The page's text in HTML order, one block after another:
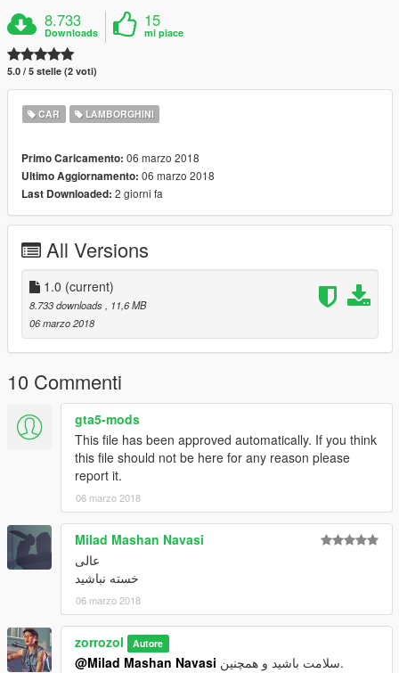
8.733
Downloads
15
mi piace
5.0 / 5 stelle (2 voti)
CAR LAMBORGHINI
Primo Caricamento: 06 marzo 2018
Ultimo Aggiornamento: 06 marzo 2018
Last Downloaded: 2 giorni fa
All Versions
1.0 (current)
8.733 downloads
, 11,6 MB
06 marzo 2018
10 Commenti
gta5-mods
This file has been approved automatically. If you think
this file should not be here for any reason please
report it.
06 marzo 2018
Milad Mashan Navasi
عالی
خسته نباشید
06 marzo 2018
zorrozol Autore
@Milad Mashan Navasi سلامت باشید و همچنین.